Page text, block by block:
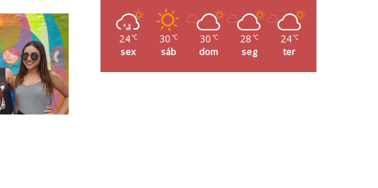
24 ℃
sex
30 ℃
sáb
30 ℃
dom
28 ℃
seg
24 ℃
ter